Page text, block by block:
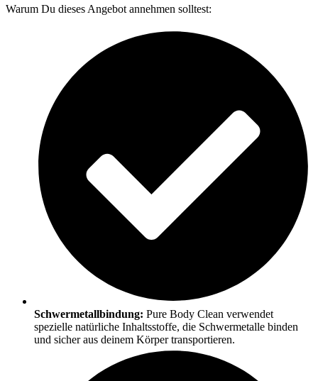
Warum Du dieses Angebot annehmen solltest:
Schwermetallbindung: Pure Body Clean verwendet
spezielle natürliche Inhaltsstoffe, die Schwermetalle binden
und sicher aus deinem Körper transportieren.